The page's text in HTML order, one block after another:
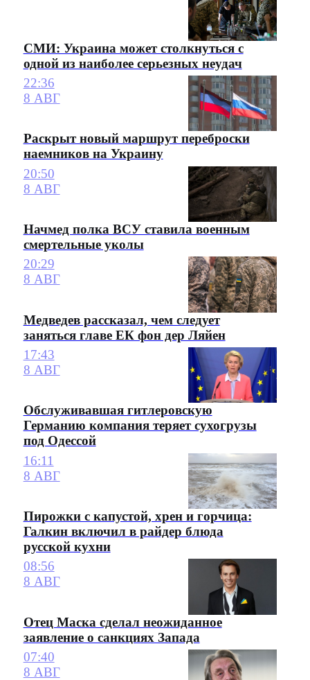
СМИ: Украина может столкнуться с
одной из наиболее серьезных неудач
22:36
8 АВГ
Раскрыт новый маршрут переброски
наемников на Украину
20:50
8 АВГ
Начмед полка ВСУ ставила военным
смертельные уколы
20:29
8 АВГ
Медведев рассказал, чем следует
заняться главе ЕК фон дер Ляйен
17:43
8 АВГ
Обслуживавшая гитлеровскую
Германию компания теряет сухогрузы
под Одессой
16:11
8 АВГ
Пирожки с капустой, хрен и горчица:
Галкин включил в райдер блюда
русской кухни
08:56
8 АВГ
Отец Маска сделал неожиданное
заявление о санкциях Запада
07:40
8 АВГ